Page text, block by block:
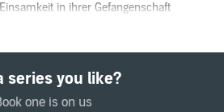
in ihrer Gefangenschaft
wird der Sportpolizist
Janssen zugeteilt.
für seine eigenwillige
und alles andere als erfreut, noch kurz
series you like?
one is on us